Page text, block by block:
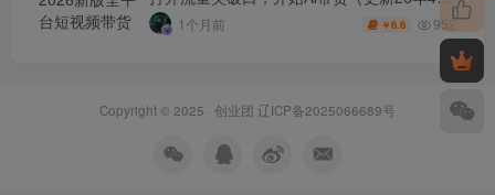
25日）1个月前 ￥6.6 952
Copyright © 2025 · 创业团 辽ICP备2025066689号